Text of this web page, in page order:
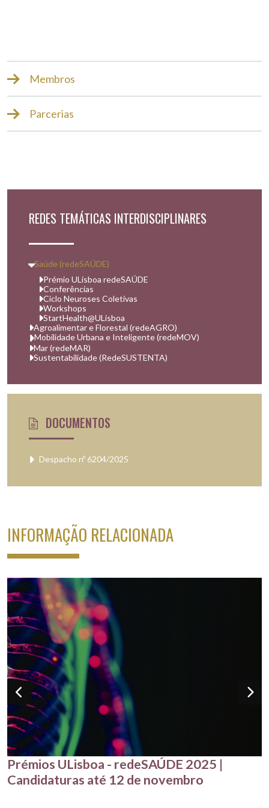
Membros
Parcerias
REDES TEMÁTICAS INTERDISCIPLINARES
Saúde (redeSAÚDE)
Prémio ULisboa redeSAÚDE
Conferências
Ciclo Neuroses Coletivas
Workshops
StartHealth@ULisboa
Agroalimentar e Florestal (redeAGRO)
Mobilidade Urbana e Inteligente (redeMOV)
Mar (redeMAR)
Sustentabilidade (RedeSUSTENTA)
DOCUMENTOS
Despacho nº 6204/2025
INFORMAÇÃO RELACIONADA
Prémios ULisboa - redeSAÚDE 2025 |
Candidaturas até 12 de novembro